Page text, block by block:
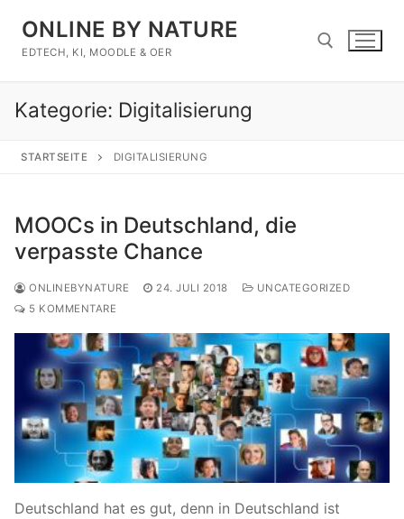
Inhalt
springen
ONLINE BY NATURE
EDTECH, KI, MOODLE & OER
Suchen nach:
Kategorie: Digitalisierung
STARTSEITE DIGITALISIERUNG
MOOCs in Deutschland, die
verpasste Chance
ONLINEBYNATURE 24. JULI 2018
UNCATEGORIZED
5 KOMMENTARE
Deutschland hat es gut, denn in Deutschland ist